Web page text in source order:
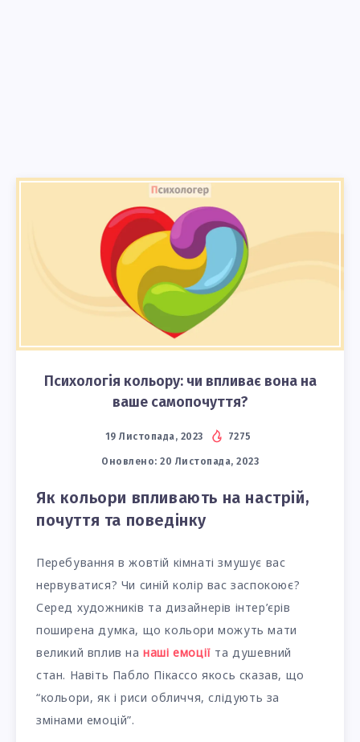
Психологія кольору: чи впливає вона на
ваше самопочуття?
19 Листопада, 2023 7275
Оновлено: 20 Листопада, 2023
Як кольори впливають на настрій,
почуття та поведінку
Перебування в жовтій кімнаті змушує вас
нервуватися? Чи синій колір вас заспокоює?
Серед художників та дизайнерів інтер’єрів
поширена думка, що кольори можуть мати
великий вплив нанаші емоції та душевний
стан. Навіть Пабло Пікассо якось сказав, що
“кольори, як і риси обличчя, слідують за
змінами емоцій”.